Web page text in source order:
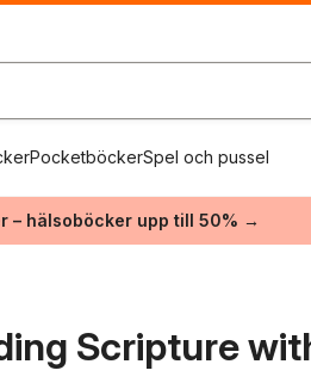
PocketböckerSpel och pussel
– hälsoböcker upp till 50% →
Scripture